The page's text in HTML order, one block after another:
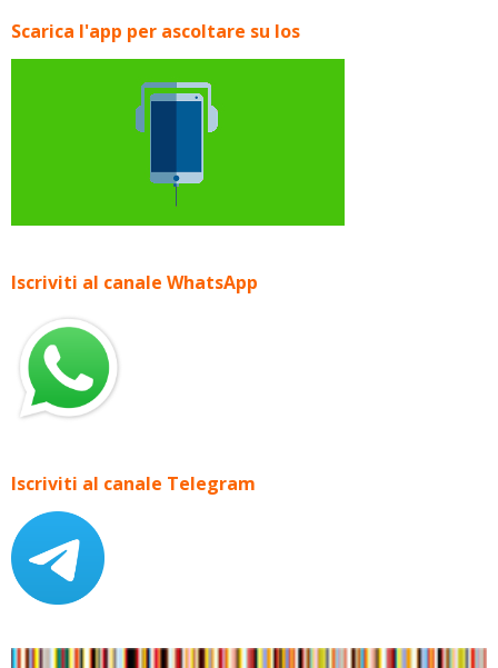
Scarica l'app per ascoltare su Ios
Iscriviti al canale WhatsApp
Iscriviti al canale Telegram